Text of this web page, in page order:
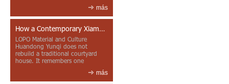
más
How a Contemporary Xiamen Project Reframes Minnan Red Brick
LOPO Material and Culture
Huandong Yunqi does not
rebuild a traditional courtyard
house. It remembers one
más